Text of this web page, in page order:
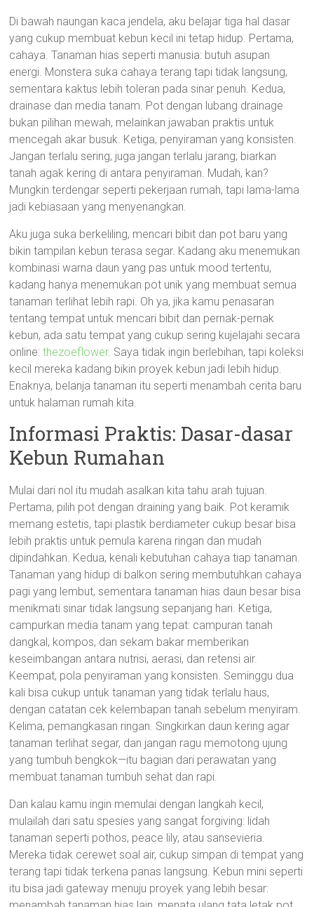
Di bawah naungan kaca jendela, aku belajar tiga hal dasar
yang cukup membuat kebun kecil ini tetap hidup. Pertama,
cahaya. Tanaman hias seperti manusia: butuh asupan
energi. Monstera suka cahaya terang tapi tidak langsung,
sementara kaktus lebih toleran pada sinar penuh. Kedua,
drainase dan media tanam. Pot dengan lubang drainage
bukan pilihan mewah, melainkan jawaban praktis untuk
mencegah akar busuk. Ketiga, penyiraman yang konsisten.
Jangan terlalu sering, juga jangan terlalu jarang; biarkan
tanah agak kering di antara penyiraman. Mudah, kan?
Mungkin terdengar seperti pekerjaan rumah, tapi lama-lama
jadi kebiasaan yang menyenangkan.
Aku juga suka berkeliling, mencari bibit dan pot baru yang
bikin tampilan kebun terasa segar. Kadang aku menemukan
kombinasi warna daun yang pas untuk mood tertentu,
kadang hanya menemukan pot unik yang membuat semua
tanaman terlihat lebih rapi. Oh ya, jika kamu penasaran
tentang tempat untuk mencari bibit dan pernak-pernak
kebun, ada satu tempat yang cukup sering kujelajahi secara
online:thezoeflower. Saya tidak ingin berlebihan, tapi koleksi
kecil mereka kadang bikin proyek kebun jadi lebih hidup.
Enaknya, belanja tanaman itu seperti menambah cerita baru
untuk halaman rumah kita.
Informasi Praktis: Dasar-dasar
Kebun Rumahan
Mulai dari nol itu mudah asalkan kita tahu arah tujuan.
Pertama, pilih pot dengan draining yang baik. Pot keramik
memang estetis, tapi plastik berdiameter cukup besar bisa
lebih praktis untuk pemula karena ringan dan mudah
dipindahkan. Kedua, kenali kebutuhan cahaya tiap tanaman.
Tanaman yang hidup di balkon sering membutuhkan cahaya
pagi yang lembut, sementara tanaman hias daun besar bisa
menikmati sinar tidak langsung sepanjang hari. Ketiga,
campurkan media tanam yang tepat: campuran tanah
dangkal, kompos, dan sekam bakar memberikan
keseimbangan antara nutrisi, aerasi, dan retensi air.
Keempat, pola penyiraman yang konsisten. Seminggu dua
kali bisa cukup untuk tanaman yang tidak terlalu haus,
dengan catatan cek kelembapan tanah sebelum menyiram.
Kelima, pemangkasan ringan. Singkirkan daun kering agar
tanaman terlihat segar, dan jangan ragu memotong ujung
yang tumbuh bengkok—itu bagian dari perawatan yang
membuat tanaman tumbuh sehat dan rapi.
Dan kalau kamu ingin memulai dengan langkah kecil,
mulailah dari satu spesies yang sangat forgiving: lidah
tanaman seperti pothos, peace lily, atau sansevieria.
Mereka tidak cerewet soal air, cukup simpan di tempat yang
terang tapi tidak terkena panas langsung. Kebun mini seperti
itu bisa jadi gateway menuju proyek yang lebih besar: